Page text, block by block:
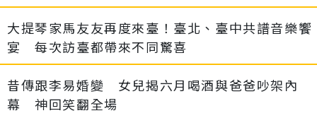
大提琴家馬友友再度來臺！臺北、臺中共譜音樂饗
宴 每次訪臺都帶來不同驚喜
昔傳跟李易婚變 女兒揭六月喝酒與爸爸吵架內
幕 神回笑翻全場